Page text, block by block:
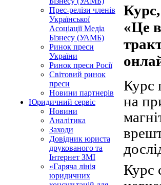
Прес-релізи членів
Української
Асоціації Медіа
Бізнесу (УАМБ)
Ринок преси
України
Ринок преси Росії
Світовий ринок
преси
Новини партнерів
Юридичний сервіс
Новини
Аналітика
Заходи
Довідник юриста
друкованого та
Інтернет ЗМІ
«Гаряча лінія
юридичних
«Це
Курс
на
Курс